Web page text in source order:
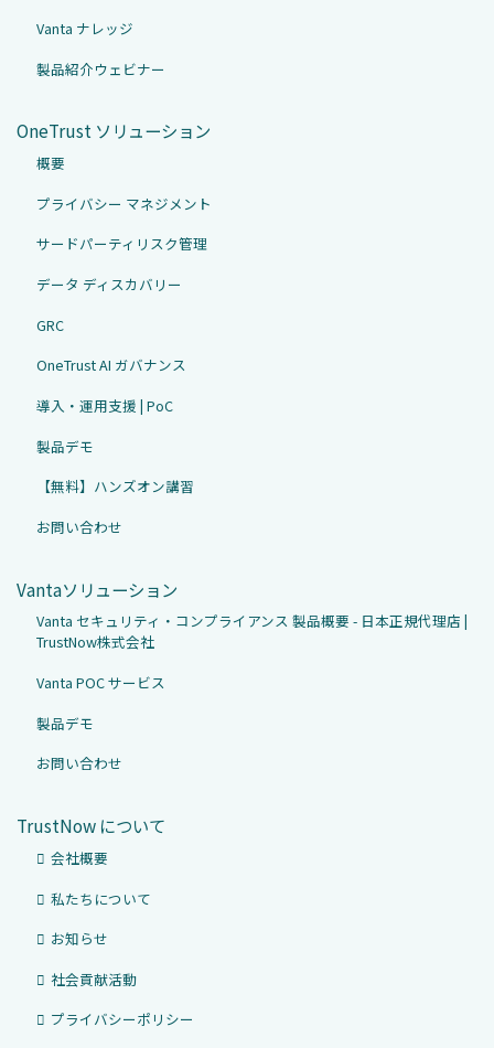
Vanta ナレッジ
製品紹介ウェビナー
OneTrust ソリューション
概要
プライバシー マネジメント
サードパーティリスク管理
データ ディスカバリー
GRC
OneTrust AI ガバナンス
導入・運用支援 | PoC
製品デモ
【無料】ハンズオン講習
お問い合わせ
Vantaソリューション
Vanta セキュリティ・コンプライアンス 製品概要 - 日本正規代理店 |
TrustNow株式会社
Vanta POC サービス
製品デモ
お問い合わせ
TrustNow について
会社概要
私たちについて
お知らせ
社会貢献活動
プライバシーポリシー